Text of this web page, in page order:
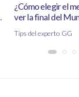
¿Cómo elegir el
ver la final del
Tips del experto GG